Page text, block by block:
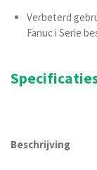
Verbeterd
Fanuc i Serie
Beschrijving